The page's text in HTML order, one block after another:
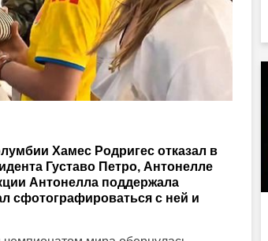
Хамес Родригес отказал в
Густаво Петро, Антонелле
Антонелла поддержала
сфотографироваться с ней и